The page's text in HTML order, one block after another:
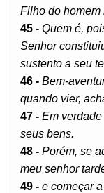
Filho do homem
45 - Quem é,
Senhor
sustento a seu
46 - Bem-
quando vier,
47 - Em
seus bens.
48 - Porém, se
meu senhor
49 - e começar